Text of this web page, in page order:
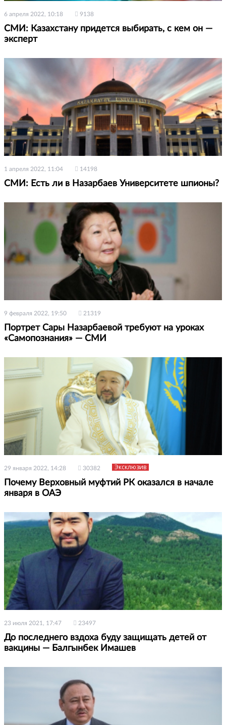
6 апреля 2022, 10:18 9138
СМИ: Казахстану придется выбирать, с кем он —
эксперт
1 апреля 2022, 11:04 14198
СМИ: Есть ли в Назарбаев Университете шпионы?
9 февраля 2022, 19:50 21319
Портрет Сары Назарбаевой требуют на уроках
«Самопознания» — СМИ
29 января 2022, 14:28 30382 Эксклюзив
Почему Верховный муфтий РК оказался в начале
января в ОАЭ
23 июля 2021, 17:47 23497
До последнего вздоха буду защищать детей от
вакцины — Балгынбек Имашев